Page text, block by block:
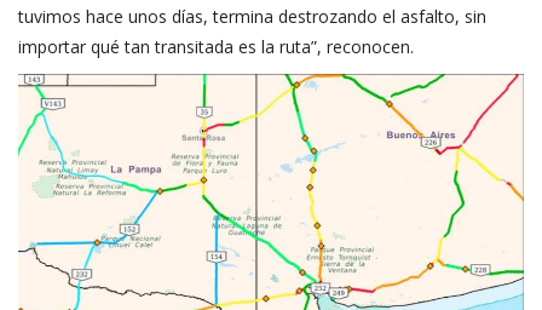
tuvimos hace unos días, termina destrozando el asfalto, sin
importar qué tan transitada es la ruta”, reconocen.